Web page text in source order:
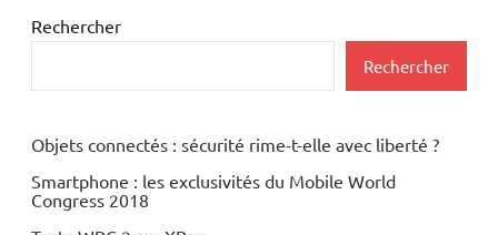
Rechercher
Rechercher
Objets connectés : sécurité rime-t-elle avec liberté ?
Smartphone : les exclusivités du Mobile World
Congress 2018